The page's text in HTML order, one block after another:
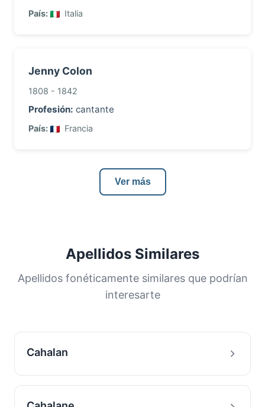
País: Italia
Jenny Colon
1808 - 1842
Profesión: cantante
País: Francia
Ver más
Apellidos Similares
Apellidos fonéticamente similares que podrían
interesarte
Cahalan